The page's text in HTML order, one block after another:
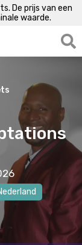
De prijs van een
waarde.